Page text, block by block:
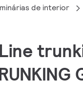
de interior